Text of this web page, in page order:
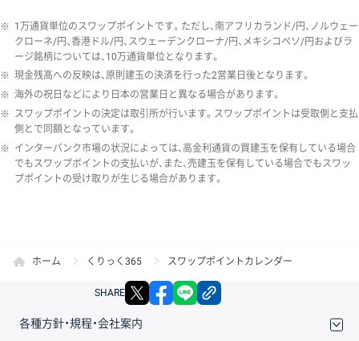
※ 1万通貨単位のスワップポイントです。ただし、南アフリカランド/円、ノルウェー
クローネ/円、香港ドル/円、スウェーデンクローナ/円、メキシコペソ/円およびラ
ージ銘柄については、10万通貨単位となります。
※ 現金残高への反映は、原則建玉の決済を行った2営業日後となります。
※ 海外の祝日などにより日本の営業日と異なる場合があります。
※ スワップポイントの決定は取引所が行います。スワップポイントは受取側と支払
側とで同額となっています。
※ インターバンク市場の状況によっては、高金利通貨の買建玉を保有している場合
でもスワップポイントの支払いが、また、売建玉を保有している場合でもスワッ
プポイントの受け取りが生じる場合があります。
ホーム くりっく365 スワップポイントカレンダー
SHARE X facebook
各種方針・規程・会社案内